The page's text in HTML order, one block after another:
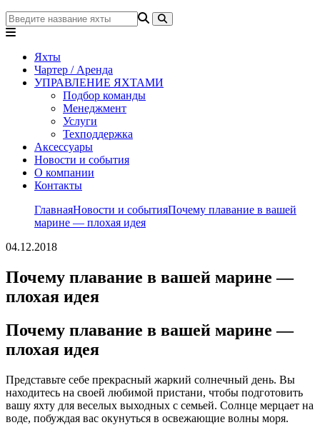
Яхты
Чартер / Аренда
УПРАВЛЕНИЕ ЯХТАМИ
Подбор команды
Менеджмент
Услуги
Техподдержка
Аксессуары
Новости и события
О компании
Контакты
ГлавнаяНовости и событияПочему плавание в вашей
марине — плохая идея
04.12.2018
Почему плавание в вашей марине —
плохая идея
Почему плавание в вашей марине —
плохая идея
Представьте себе прекрасный жаркий солнечный день. Вы
находитесь на своей любимой пристани, чтобы подготовить
вашу яхту для веселых выходных с семьей. Солнце мерцает на
воде, побуждая вас окунуться в освежающие волны моря.